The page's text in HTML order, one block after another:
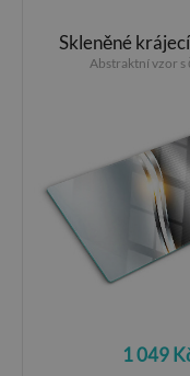
Skleněné
Abstraktní vzor s
1 049